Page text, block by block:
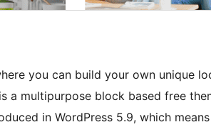
you can build your own unique
a multipurpose block based free
in WordPress 5.9, which